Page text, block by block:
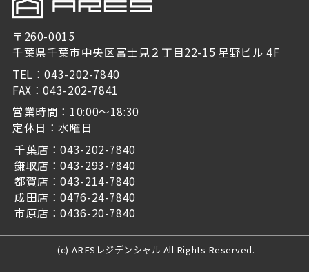
〒260-0015
千葉県千葉市中央区富士見２丁目22-15 星野ビル 4F
TEL：043-202-7840
FAX：043-202-7841
営業時間：10:00～18:30
定休日：水曜日
千葉店：043-202-7840
鎌取店：043-293-7840
都賀店：043-214-7840
成田店：0476-24-7840
市原店：0436-20-7840
(c) ARESレジデンシャル All Rights Reserved.